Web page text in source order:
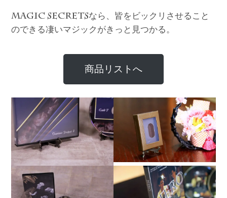
MAGIC SECRETSなら、皆をビックリさせること
のできる凄いマジックがきっと見つかる。
商品リストへ